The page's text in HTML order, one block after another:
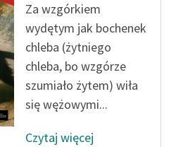
Za wzgórkiem
wydętym jak bochenek
chleba (żytniego
chleba, bo wzgórze
szumiało żytem) wiła
się wężowymi...
Czytaj więcej